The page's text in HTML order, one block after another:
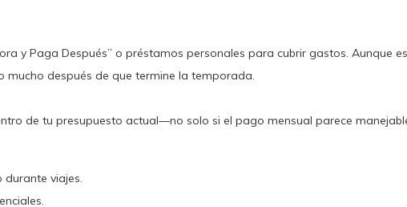
y Paga Después” o préstamos personales para cubrir gastos. Aunque
mucho después de que termine la temporada.
de tu presupuesto actual—no solo si el pago mensual parece
viajes.